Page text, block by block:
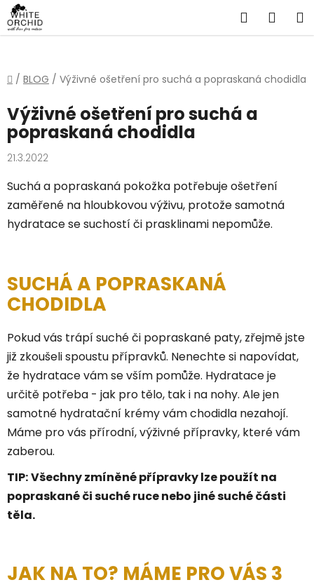
Přejít
na
obsah
Hledat
Domů
/ BLOG / Výživné ošetření pro suchá a popraskaná chodidla
Výživné ošetření pro suchá a
popraskaná chodidla
21.3.2022
Suchá a popraskaná pokožka potřebuje ošetření
zaměřené na hloubkovou výživu, protože samotná
hydratace se suchostí či prasklinami nepomůže.
SUCHÁ A POPRASKANÁ
CHODIDLA
Pokud vás trápí suché či popraskané paty, zřejmě jste
již zkoušeli spoustu přípravků. Nenechte si napovídat,
že hydratace vám se vším pomůže. Hydratace je
určitě potřeba - jak pro tělo, tak i na nohy. Ale jen
samotné hydratační krémy vám chodidla nezahojí.
Máme pro vás přírodní, výživné přípravky, které vám
zaberou.
TIP:Všechny zmíněné přípravky lze použít na
popraskané či suché ruce nebo jiné suché části
těla.
JAK NA TO? MÁME PRO VÁS 3